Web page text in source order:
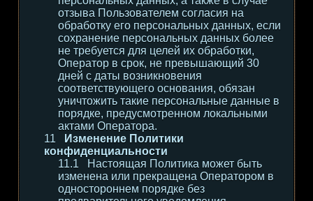
отзыва Пользователем согласия на
обработку его персональных данных, если
сохранение персональных данных более
не требуется для целей их обработки,
Оператор в срок, не превышающий 30
дней с даты возникновения
соответствующего основания, обязан
уничтожить такие персональные данные в
порядке, предусмотренном локальными
актами Оператора.
Изменение Политики
конфиденциальности
Настоящая Политика может быть
изменена или прекращена Оператором в
одностороннем порядке без